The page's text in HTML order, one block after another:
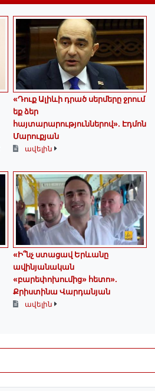
«Դուք Ալիևի դրած սերմերը ջրում
եք ձեր
հայտարարություններով»․ Էդմոն
Մարուքյան
ավելին
«Ի՞նչ ստացավ Երևանը
ավինյանական
«բարեփոխումից» հետո»․
Քրիստինա Վարդանյան
ավելին